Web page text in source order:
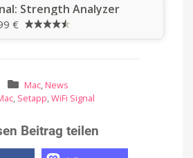
Strength Analyzer
€
Mac, News
, Setapp,WiFi Signal
Beitrag teilen